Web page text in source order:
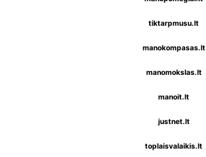
tiktarpmusu.lt
manokompasas.lt
manomokslas.lt
manoit.lt
justnet.lt
toplaisvalaikis.lt